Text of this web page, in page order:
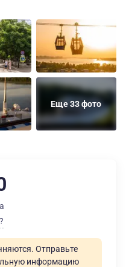
Еще 33 фото
Отправьте
информацию